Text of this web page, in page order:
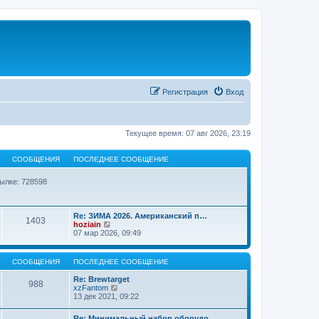
Вход
Регистрация
Текущее время: 07 авг 2026, 23:19
СООБЩЕНИЯ ПОСЛЕДНЕЕ СООБЩЕНИЕ
728598
1403
Re: ЗИМА 2026. Американский п…
hoziain
е
е
й
т
к
п
о
с
07 мар 2026, 09:49
СООБЩЕНИЯ ПОСЛЕДНЕЕ СООБЩЕНИЕ
988
Re: Brewtarget
xzFantom
е
е
13 дек 2021, 09:22